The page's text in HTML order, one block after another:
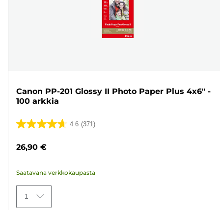
Canon PP-201 Glossy II Photo Paper Plus 4x6" -
100 arkkia
4.6 (371)
4.6/5
371
26,90 €
Saatavana verkkokaupasta
1